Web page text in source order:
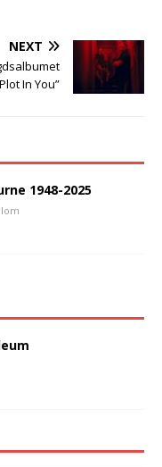
NEXT
In You”
1948-2025